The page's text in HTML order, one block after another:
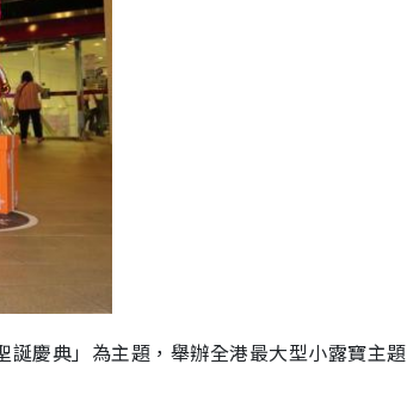
慶典」為主題，舉辦全港最大型小露寶主題